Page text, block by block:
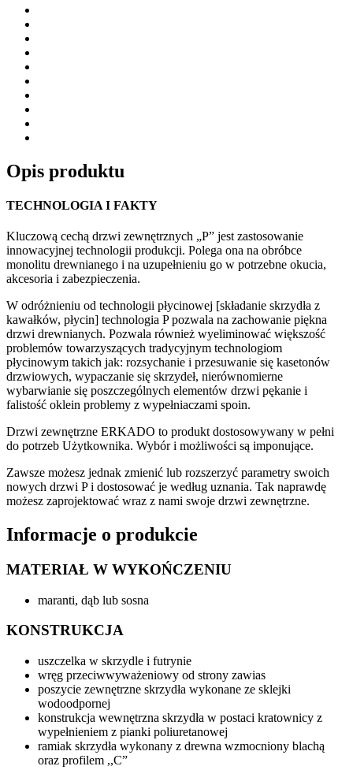
Opis produktu
TECHNOLOGIA I FAKTY
Kluczową cechą drzwi zewnętrznych „P” jest zastosowanie
innowacyjnej technologii produkcji. Polega ona na obróbce
monolitu drewnianego i na uzupełnieniu go w potrzebne okucia,
akcesoria i zabezpieczenia.
W odróżnieniu od technologii płycinowej [składanie skrzydła z
kawałków, płycin] technologia P pozwala na zachowanie piękna
drzwi drewnianych. Pozwala również wyeliminować większość
problemów towarzyszących tradycyjnym technologiom
płycinowym takich jak: rozsychanie i przesuwanie się kasetonów
drzwiowych, wypaczanie się skrzydeł, nierównomierne
wybarwianie się poszczególnych elementów drzwi pękanie i
falistość oklein problemy z wypełniaczami spoin.
Drzwi zewnętrzne ERKADO to produkt dostosowywany w pełni
do potrzeb Użytkownika. Wybór i możliwości są imponujące.
Zawsze możesz jednak zmienić lub rozszerzyć parametry swoich
nowych drzwi P i dostosować je według uznania. Tak naprawdę
możesz zaprojektować wraz z nami swoje drzwi zewnętrzne.
Informacje o produkcie
MATERIAŁ W WYKOŃCZENIU
maranti, dąb lub sosna
KONSTRUKCJA
uszczelka w skrzydle i futrynie
wręg przeciwwyważeniowy od strony zawias
poszycie zewnętrzne skrzydła wykonane ze sklejki
wodoodpornej
konstrukcja wewnętrzna skrzydła w postaci kratownicy z
wypełnieniem z pianki poliuretanowej
ramiak skrzydła wykonany z drewna wzmocniony blachą
oraz profilem ,,C”